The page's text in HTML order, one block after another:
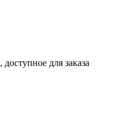
для заказа